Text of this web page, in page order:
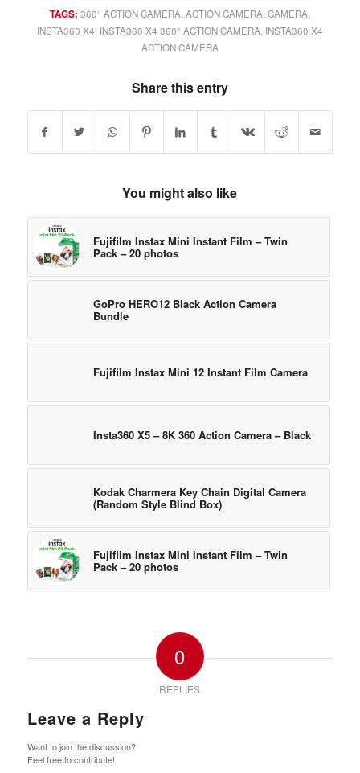
TAGS: 360° ACTION CAMERA,ACTION CAMERA,CAMERA,
INSTA360 X4, INSTA360 X4 360° ACTION CAMERA, INSTA360 X4
ACTION CAMERA
Share this entry
You might also like
Fujifilm Instax Mini Instant Film – Twin
Pack – 20 photos
GoPro HERO12 Black Action Camera
Bundle
Fujifilm Instax Mini 12 Instant Film Camera
Insta360 X5 – 8K 360 Action Camera – Black
Kodak Charmera Key Chain Digital Camera
(Random Style Blind Box)
Fujifilm Instax Mini Instant Film – Twin
Pack – 20 photos
0
REPLIES
Leave a Reply
Want to join the discussion?
Feel free to contribute!